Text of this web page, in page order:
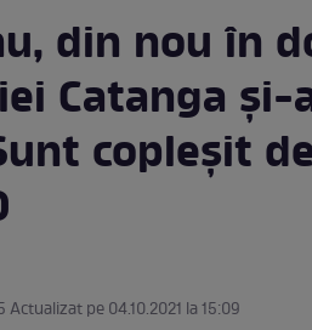
din nou în
Catanga și-
copleșit
Actualizat pe 04.10.2021 la 15:09